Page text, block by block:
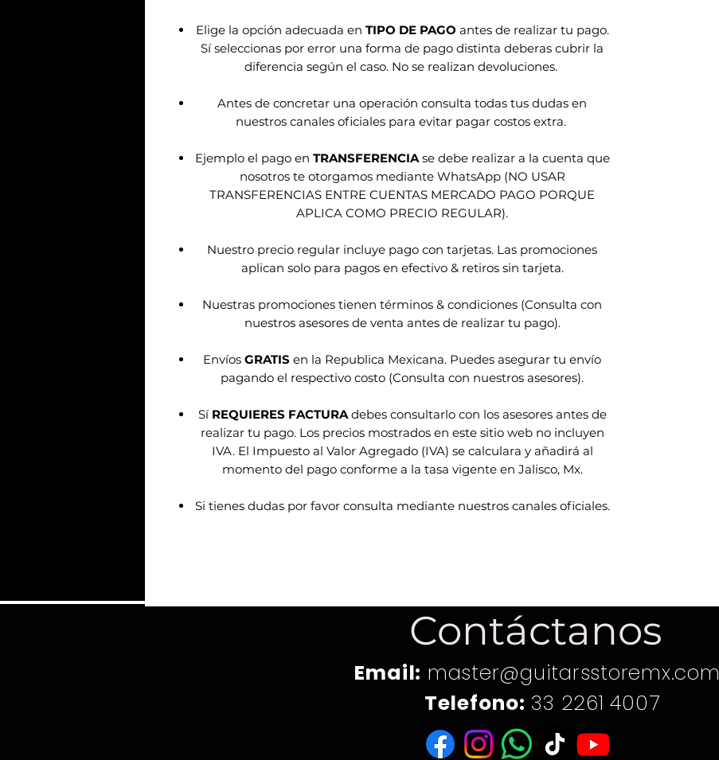
Elige la opción adecuada en TIPO DE PAGO antes de realizar tu pago.
Sí seleccionas por error una forma de pago distinta deberas cubrir la
diferencia según el caso. No se realizan devoluciones.
Antes de concretar una operación consulta todas tus dudas en
nuestros canales oficiales para evitar pagar costos extra.
Ejemplo el pago en TRANSFERENCIAse debe realizar a la cuenta que
nosotros te otorgamos mediante WhatsApp (NO USAR
TRANSFERENCIAS ENTRE CUENTAS MERCADO PAGO PORQUE
APLICA COMO PRECIO REGULAR).
Nuestro precio regular incluye pago con tarjetas. Las promociones
aplican solo para pagos en efectivo & retiros sin tarjeta.
Nuestras promociones tienen términos & condiciones (Consulta con
nuestros asesores de venta antes de realizar tu pago).
EnvíosGRATIS en la Republica Mexicana. Puedes asegurar tu envío
pagando el respectivo costo (Consulta con nuestros asesores).
Sí REQUIERES FACTURAdebes consultarlo con los asesores antes de
realizar tu pago. Los precios mostrados en este sitio web no incluyen
IVA. El Impuesto al Valor Agregado (IVA) se calculara y añadirá al
momento del pago conforme a la tasa vigente en Jalisco, Mx.
Si tienes dudas por favor consulta mediante nuestros canales oficiales.
Contáctanos
Email: master@guitarsstoremx.com
Telefono: 33 2261 4007